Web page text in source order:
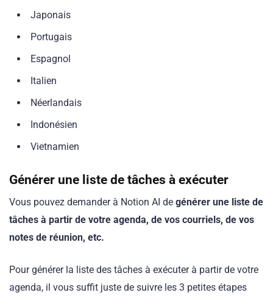
Japonais
Portugais
Espagnol
Italien
Néerlandais
Indonésien
Vietnamien
Générer une liste de tâches à exécuter
Vous pouvez demander à Notion AI de générer une liste de
tâches à partir de votre agenda, de vos courriels, de vos
notes de réunion, etc.
Pour générer la liste des tâches à exécuter à partir de votre
agenda, il vous suffit juste de suivre les 3 petites étapes